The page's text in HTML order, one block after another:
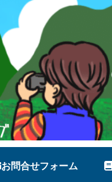
お問合せフォーム